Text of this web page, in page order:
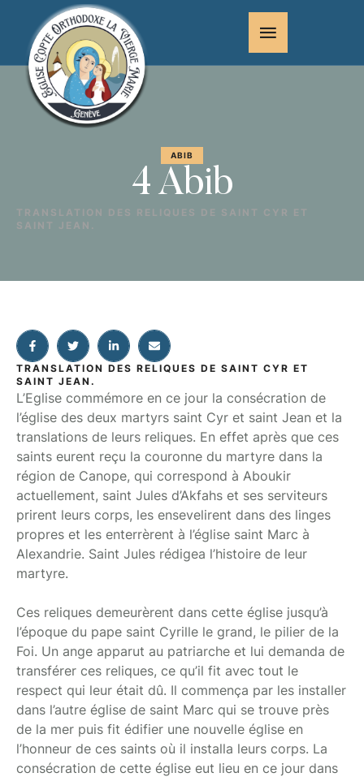
ABIB
4 Abib
TRANSLATION DES RELIQUES DE SAINT CYR ET
SAINT JEAN.
TRANSLATION DES RELIQUES DE SAINT CYR ET
SAINT JEAN.
L’Eglise commémore en ce jour la consécration de
l’église des deux martyrs saint Cyr et saint Jean et la
translations de leurs reliques. En effet après que ces
saints eurent reçu la couronne du martyre dans la
région de Canope, qui correspond à Aboukir
actuellement, saint Jules d’Akfahs et ses serviteurs
prirent leurs corps, les ensevelirent dans des linges
propres et les enterrèrent à l’église saint Marc à
Alexandrie. Saint Jules rédigea l’histoire de leur
martyre.
Ces reliques demeurèrent dans cette église jusqu’à
l’époque du pape saint Cyrille le grand, le pilier de la
Foi. Un ange apparut au patriarche et lui demanda de
transférer ces reliques, ce qu’il fit avec tout le
respect qui leur était dû. Il commença par les installer
dans l’autre église de saint Marc qui se trouve près
de la mer puis fit édifier une nouvelle église en
l’honneur de ces saints où il installa leurs corps. La
consécration de cette église eut lieu en ce jour dans